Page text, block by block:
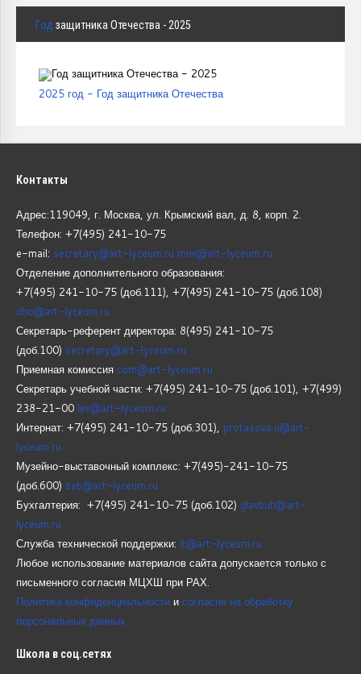
Год защитника Отечества - 2025
2025 год - Год защитника Отечества
Контакты
Адрес:119049, г. Москва, ул. Крымский вал, д. 8, корп. 2.
Телефон: +7(495) 241-10-75
e-mail: secretary@art-lyceum.ru mnv@art-lyceum.ru
Отделение дополнительного образования:
+7(495) 241-10-75 (доб.111), +7(495) 241-10-75 (доб.108)
dho@art-lyceum.ru
Секретарь-референт директора: 8(495) 241-10-75
(доб.100) secretary@art-lyceum.ru
Приемная комиссия com@art-lyceum.ru
Секретарь учебной части: +7(495) 241-10-75 (доб.101), +7(499)
238-21-00 lev@art-lyceum.ru
Интернат: +7(495) 241-10-75 (доб.301), protasova.u@art-
lyceum.ru
Музейно-выставочный комплекс: +7(495)-241-10-75
(доб.600) zeb@art-lyceum.ru
Бухгалтерия: +7(495) 241-10-75 (доб.102) glavbuh@art-
lyceum.ru
Служба технической поддержки: it@art-lyceum.ru
Любое использование материалов сайта допускается только с
письменного согласия МЦХШ при РАХ.
Политика конфиденциальности и согласие на обработку
персональных данных
Школа в соц.сетях